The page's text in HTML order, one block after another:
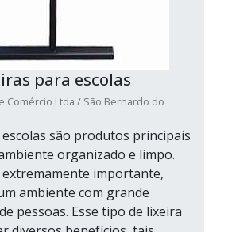
para escolas
Comércio Ltda / São Bernardo do
são produtos principais
organizado e limpo.
extremamente importante,
ambiente com grande
pessoas. Esse tipo de lixeira